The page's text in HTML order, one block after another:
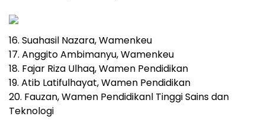
16. Suahasil Nazara, Wamenkeu
17. Anggito Ambimanyu, Wamenkeu
18. Fajar Riza Ulhaq, Wamen Pendidikan
19. Atib Latifulhayat, Wamen Pendidikan
20. Fauzan, Wamen Pendidikanl Tinggi Sains dan
Teknologi